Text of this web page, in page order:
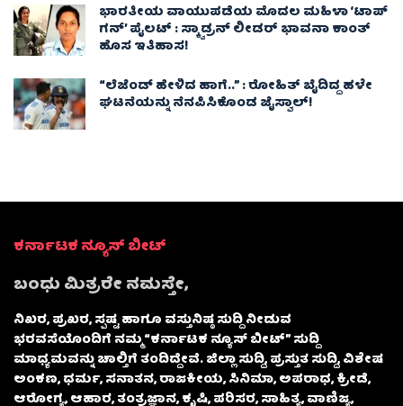
ಭಾರತೀಯ ವಾಯುಪಡೆಯ ಮೊದಲ ಮಹಿಳಾ ‘ಟಾಪ್
ಗನ್’ ಪೈಲಟ್ : ಸ್ಕ್ವಾಡ್ರನ್ ಲೀಡರ್ ಭಾವನಾ ಕಾಂತ್
ಹೊಸ ಇತಿಹಾಸ!
“ಲೆಜೆಂಡ್ ಹೇಳಿದ ಹಾಗೆ..” : ರೋಹಿತ್ ಬೈದಿದ್ದ ಹಳೇ
ಘಟನೆಯನ್ನು ನೆನಪಿಸಿಕೊಂಡ ಜೈಸ್ವಾಲ್!
ಕರ್ನಾಟಕ ನ್ಯೂಸ್ ಬೀಟ್
ಬಂಧು ಮಿತ್ರರೇ ನಮಸ್ತೇ,
ನಿಖರ, ಪ್ರಖರ, ಸ್ಪಷ್ಟ ಹಾಗೂ ವಸ್ತುನಿಷ್ಠ ಸುದ್ದಿ ನೀಡುವ
ಭರವಸೆಯೊಂದಿಗೆ ನಮ್ಮ “ಕರ್ನಾಟಕ ನ್ಯೂಸ್ ಬೀಟ್” ಸುದ್ದಿ
ಮಾಧ್ಯಮವನ್ನು ಚಾಲ್ತಿಗೆ ತಂದಿದ್ದೇವೆ. ಜಿಲ್ಲಾ ಸುದ್ದಿ, ಪ್ರಸ್ತುತ ಸುದ್ದಿ, ವಿಶೇಷ
ಅಂಕಣ, ಧರ್ಮ, ಸನಾತನ, ರಾಜಕೀಯ, ಸಿನಿಮಾ, ಅಪರಾಧ, ಕ್ರೀಡೆ,
ಆರೋಗ್ಯ, ಆಹಾರ, ತಂತ್ರಜ್ಞಾನ, ಕೃಷಿ, ಪರಿಸರ, ಸಾಹಿತ್ಯ, ವಾಣಿಜ್ಯ,